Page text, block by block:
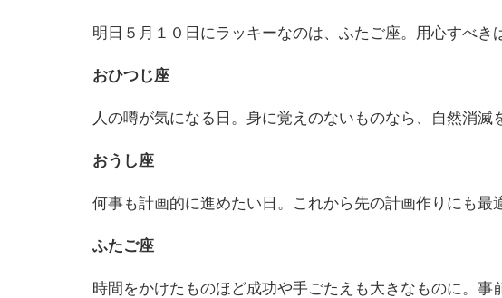
明日５月１０日にラッキーなのは、ふたご座。用心すべき
おひつじ座
人の噂が気になる日。身に覚えのないものなら、自然消滅
おうし座
何事も計画的に進めたい日。これから先の計画作りにも最
ふたご座
時間をかけたものほど成功や手ごたえも大きなものに。事